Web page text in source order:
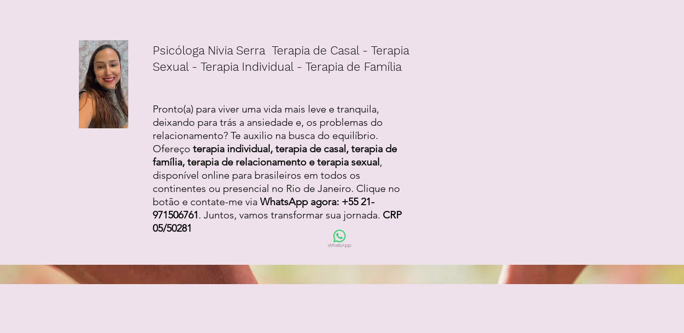
Psicóloga Nivia Serra Terapia de Casal - Terapia
Sexual - Terapia Individual - Terapia de Família
Pronto(a) para viver uma vida mais leve e tranquila,
deixando para trás a ansiedade e, os problemas do
relacionamento? Te auxilio na busca do equilíbrio.
Ofereço terapia individual, terapia de casal, terapia de
família, terapia de relacionamento e terapia sexual,
disponível online para brasileiros em todos os
continentes ou presencial no Rio de Janeiro. Clique no
botão e contate-me via WhatsApp agora: +55 21-
971506761. Juntos, vamos transformar sua jornada. CRP
05/50281
WhatsApp